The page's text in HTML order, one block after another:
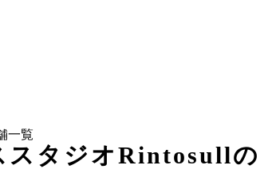
一覧
スタジオRintosullの